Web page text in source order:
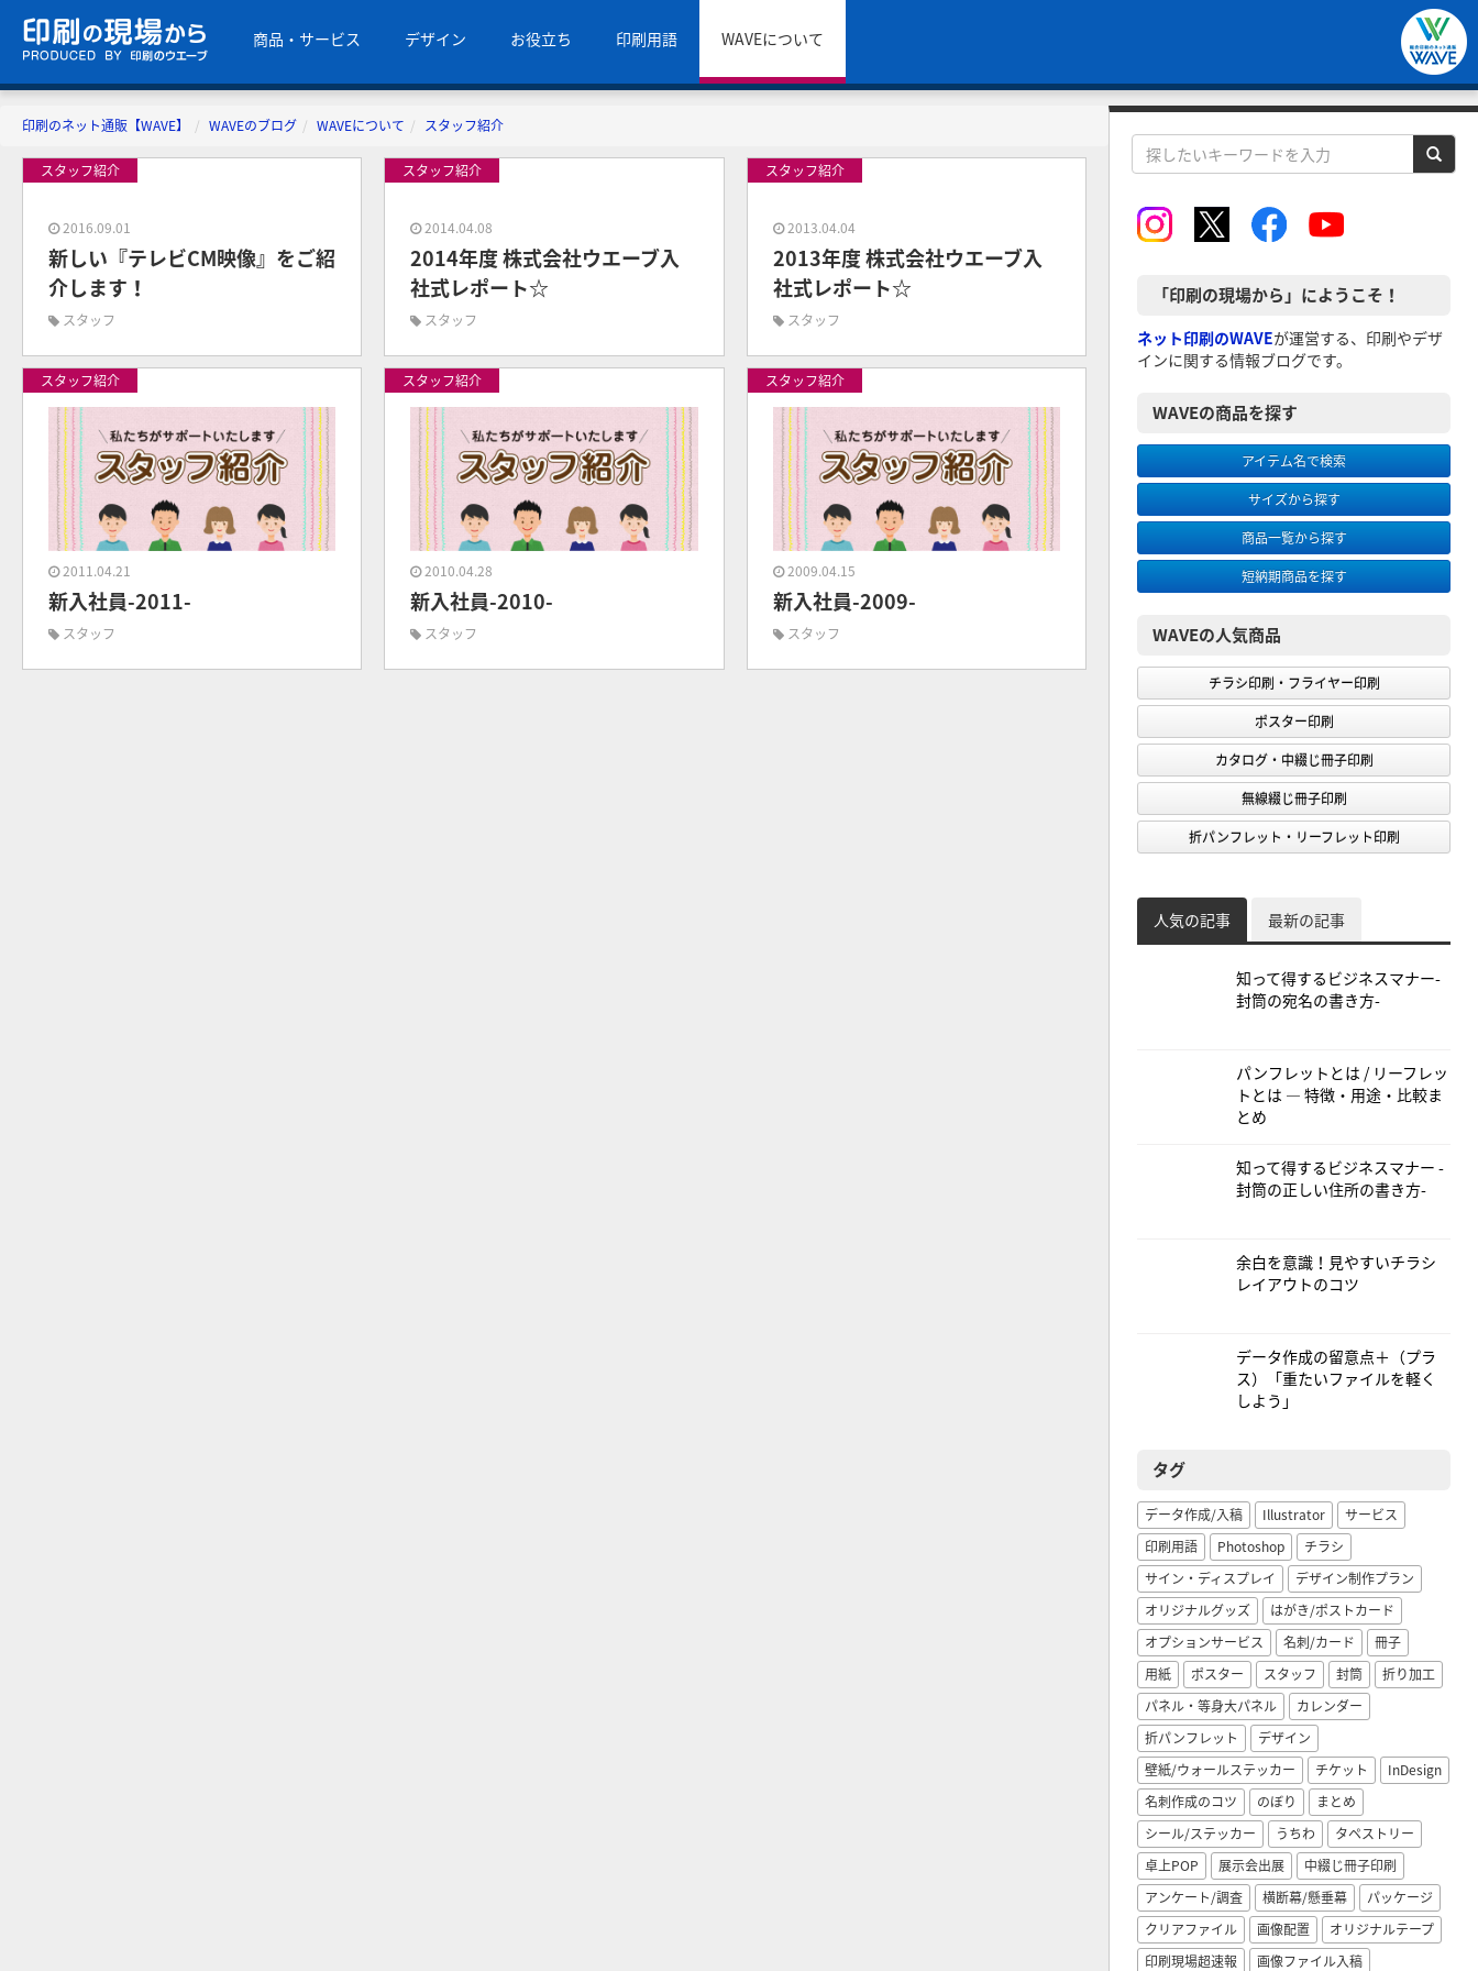
商品・サービス デザイン お役立ち 印刷用語 WAVEについて
印刷のネット通販【WAVE】 WAVEのブログ WAVEについて スタッフ紹介
スタッフ紹介
2016.09.01
新しい『テレビCM映像』をご紹
介します！
スタッフ
スタッフ紹介
2014.04.08
2014年度 株式会社ウエーブ入
社式レポート☆
スタッフ
スタッフ紹介
2013.04.04
2013年度 株式会社ウエーブ入
社式レポート☆
スタッフ
スタッフ紹介
2011.04.21
新入社員-2011-
スタッフ
スタッフ紹介
2010.04.28
新入社員-2010-
スタッフ
スタッフ紹介
2009.04.15
新入社員-2009-
スタッフ
「印刷の現場から」にようこそ！
ネット印刷のWAVEが運営する、印刷やデザ
インに関する情報ブログです。
WAVEの商品を探す
アイテム名で検索
サイズから探す
商品一覧から探す
短納期商品を探す
WAVEの人気商品
チラシ印刷・フライヤー印刷
ポスター印刷
カタログ・中綴じ冊子印刷
無線綴じ冊子印刷
折パンフレット・リーフレット印刷
人気の記事 最新の記事
知って得するビジネスマナー-
封筒の宛名の書き方-
パンフレットとは / リーフレッ
トとは — 特徴・用途・比較ま
とめ
知って得するビジネスマナー -
封筒の正しい住所の書き方-
余白を意識！見やすいチラシ
レイアウトのコツ
データ作成の留意点＋（プラ
ス）「重たいファイルを軽く
しよう」
タグ
データ作成/入稿 Illustrator
サービス
印刷用語
Photoshop
チラシ
サイン・ディスプレイ
デザイン制作プラン
オリジナルグッズ
はがき/ポストカード
オプションサービス
名刺/カード
冊子
用紙
ポスター スタッフ 封筒
折り加工
パネル・等身大パネル
カレンダー
折パンフレット
デザイン
壁紙/ウォールステッカー
チケット
InDesign
名刺作成のコツ
のぼり
まとめ
シール/ステッカー
うちわ
タペストリー
卓上POP
展示会出展
中綴じ冊子印刷
アンケート/調査
横断幕/懸垂幕
パッケージ
クリアファイル
画像配置
オリジナルテープ
印刷現場超速報
画像ファイル入稿